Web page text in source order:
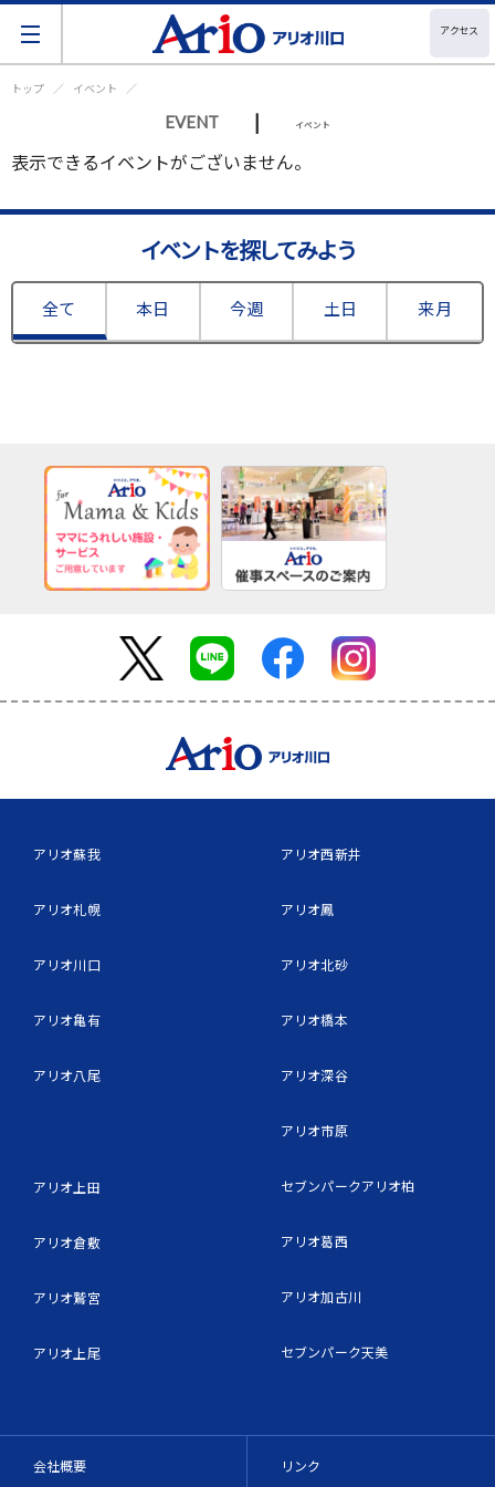
アクセス
トップ イベント
EVENT | イベント
表示できるイベントがございません。
イベントを探してみよう
全て 本日 今週 土日 来月
アリオ蘇我
アリオ札幌
アリオ川口
アリオ亀有
アリオ八尾
アリオ上田
アリオ倉敷
アリオ鷲宮
アリオ上尾
アリオ西新井
アリオ鳳
アリオ北砂
アリオ橋本
アリオ深谷
アリオ市原
セブンパークアリオ柏
アリオ葛西
アリオ加古川
セブンパーク天美
会社概要 リンク